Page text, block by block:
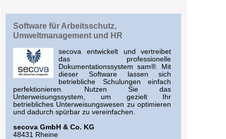
Software für Arbeitsschutz,
Umweltmanagement und HR
secova entwickelt und vertreibet
das professionelle
Dokumentationssystem sam®. Mit
dieser Software lassen sich
betriebliche Schulungen einfach
perfektionieren. Nutzen Sie das
Unterweisungssystem, um gezielt Ihr
betriebliches Unterweisungswesen zu optimieren
und dadurch spürbar zu vereinfachen.
secova GmbH & Co. KG
48431 Rheine